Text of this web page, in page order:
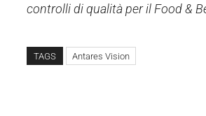
controlli di qualità per il Food &
TAGS Antares Vision